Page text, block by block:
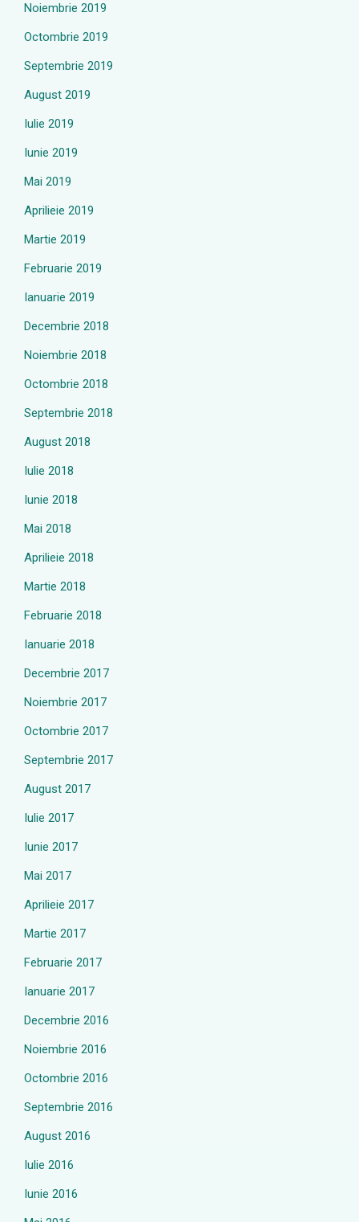
Noiembrie 2019
Octombrie 2019
Septembrie 2019
August 2019
Iulie 2019
Iunie 2019
Mai 2019
Aprilieie 2019
Martie 2019
Februarie 2019
Ianuarie 2019
Decembrie 2018
Noiembrie 2018
Octombrie 2018
Septembrie 2018
August 2018
Iulie 2018
Iunie 2018
Mai 2018
Aprilieie 2018
Martie 2018
Februarie 2018
Ianuarie 2018
Decembrie 2017
Noiembrie 2017
Octombrie 2017
Septembrie 2017
August 2017
Iulie 2017
Iunie 2017
Mai 2017
Aprilieie 2017
Martie 2017
Februarie 2017
Ianuarie 2017
Decembrie 2016
Noiembrie 2016
Octombrie 2016
Septembrie 2016
August 2016
Iulie 2016
Iunie 2016